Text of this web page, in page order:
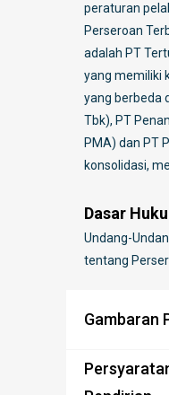
peraturan
Perseroan
adalah PT
yang memiliki
yang berbeda
Tbk), PT
PMA) dan PT
konsolidasi,
Dasar
Undang-
tentang
Gambaran